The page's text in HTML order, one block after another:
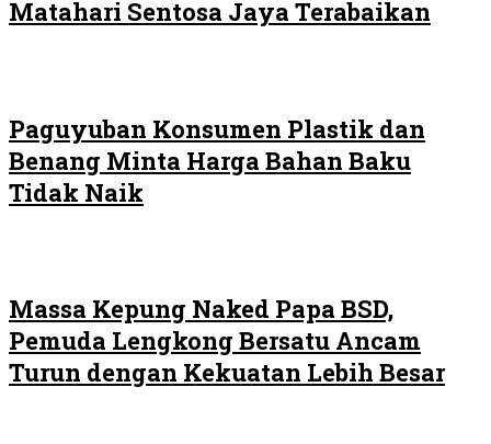
Matahari Sentosa Jaya Terabaikan
Paguyuban Konsumen Plastik dan
Benang Minta Harga Bahan Baku
Tidak Naik
Massa Kepung Naked Papa BSD,
Pemuda Lengkong Bersatu Ancam
Turun dengan Kekuatan Lebih Besar